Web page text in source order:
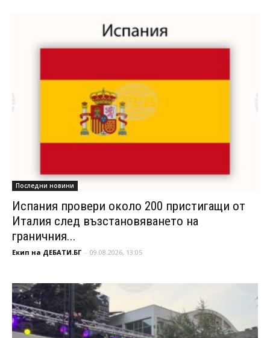
Последни новини
Испания провери около 200 пристигащи от
Италия след възстановяването на
граничния...
Екип на ДЕБАТИ.БГ - 09.08.2026, 13:05